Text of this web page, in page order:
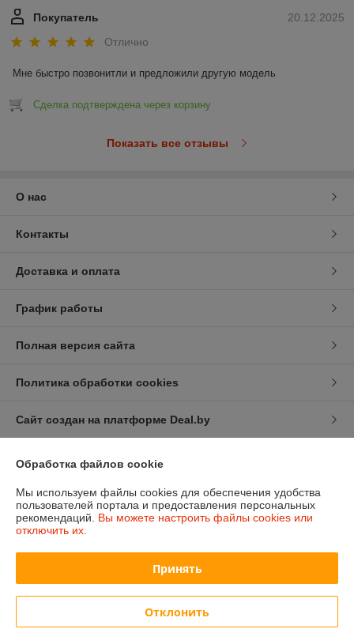
20.12.2025
Покупатель
Отлично
Мне быстро позвонитли и предложили другую модель
Сделка подтверждена через корзину
Показать все отзывы
О нас
Контакты
Доставка и оплата
График работы
Полная версия сайта
Политика обработки cookies
Сайт создан на платформе Deal.by
Информация для покупателя
Индивидуальный предприниматель:ИП Изотов Алексей Олегович
Регистрационный номер ЕГР: 193806782
Обработка файлов cookie
Мы используем файлы cookies для обеспечения удобства
пользователей портала и предоставления персональных
рекомендаций. Вы можете настроить файлы cookies или
отключить их.
Принять
Отклонить